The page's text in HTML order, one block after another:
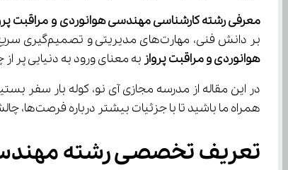
معرفی رشته کارشناسی مهندسی هوانوردی و مراقبت
بر دانش فنی، مهارت‌های مدیریتی و تصمیم‌گیری سریع را نیز در اختیار دانشجو قرار می‌دهد تا بتواند در شرایط بحرانی پروازها را با امنیت کامل هدایت کند.
هوانوردی و مراقبت پرواز به معنای ورود به دنیایی
همراه ما باشید تا با جزئیات بیشتر درباره فرصت‌ها، چالش‌ها و توانمندی‌های این رشته آشنا شوید و انتخاب رشته کارشناسی مهندسی هوانوردی و مراقبت پرواز را با آگاهی بیشتری انجام دهید.
تعریف تخصصی رشته